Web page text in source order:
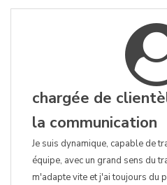
chargée de
la communication
Je suis dynamique, capable de
équipe, avec un grand sens du
m'adapte vite et j'ai toujours du